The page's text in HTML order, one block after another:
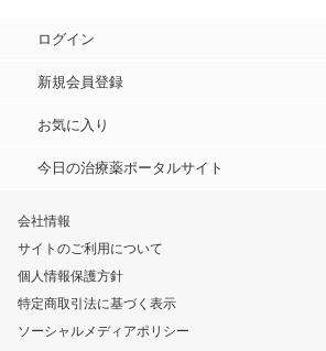
ログイン
新規会員登録
お気に入り
今日の治療薬ポータルサイト
会社情報
サイトのご利用について
個人情報保護方針
特定商取引法に基づく表示
ソーシャルメディアポリシー